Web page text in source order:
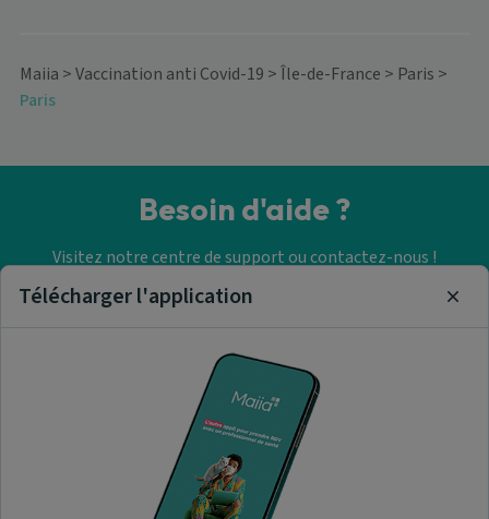
Maiia >Vaccination anti Covid-19 >Île-de-France > Paris >
Paris
Besoin d'aide ?
Visitez notre centre de support ou contactez-nous !
Aide & Contact
Trouver un vaccination anti
A propos de nous
Télécharger l'application